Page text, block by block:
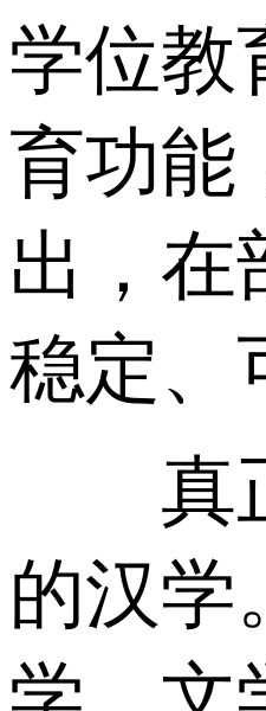
学位教
育功能
出，在
稳定、
真正
的汉学